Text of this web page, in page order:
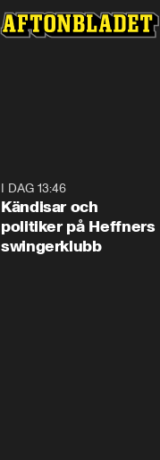
I DAG 13:46
Kändisar och
politiker på Heffners
swingerklubb